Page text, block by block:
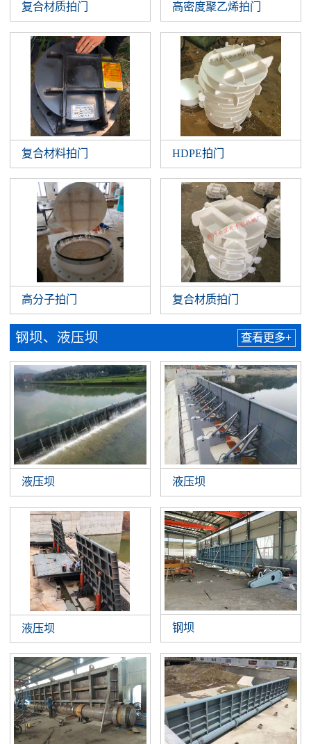
复合材质拍门 高密度聚乙烯拍门
复合材料拍门 HDPE拍门
高分子拍门 复合材质拍门
钢坝、液压坝 查看更多+
液压坝 液压坝
液压坝 钢坝